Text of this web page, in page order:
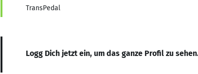
TransPedal
Logg Dich jetzt ein, um das ganze Profil zu